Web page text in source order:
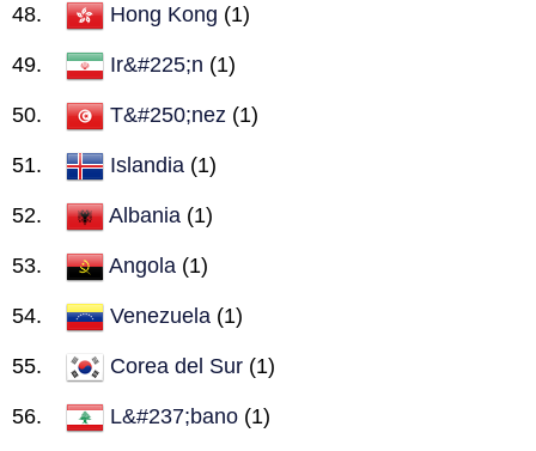
Hong Kong (1)
Ir&#225;n (1)
T&#250;nez (1)
Islandia (1)
Albania (1)
Angola (1)
Venezuela (1)
Corea del Sur (1)
L&#237;bano (1)